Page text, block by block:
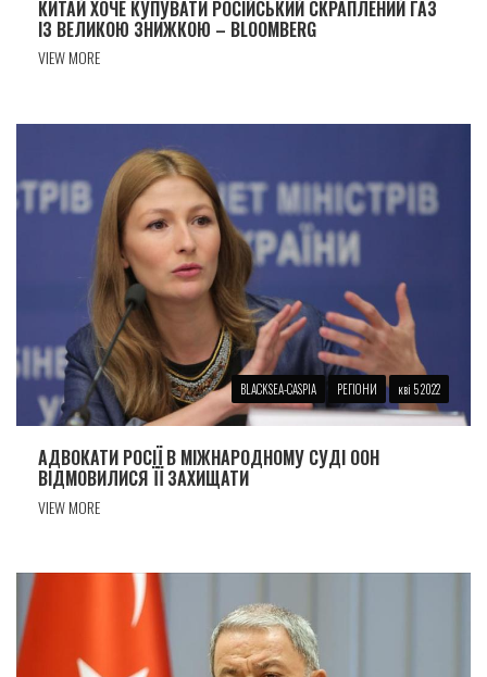
КИТАЙ ХОЧЕ КУПУВАТИ РОСІЙСЬКИЙ СКРАПЛЕНИЙ ГАЗ
ІЗ ВЕЛИКОЮ ЗНИЖКОЮ – BLOOMBERG
VIEW MORE
BLACKSEA-CASPIA РЕГІОНИ кві 5 2022
АДВОКАТИ РОСІЇ В МІЖНАРОДНОМУ СУДІ ООН
ВІДМОВИЛИСЯ ЇЇ ЗАХИЩАТИ
VIEW MORE